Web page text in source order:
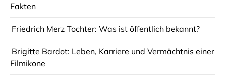
Fakten
Friedrich Merz Tochter: Was ist öffentlich bekannt?
Brigitte Bardot: Leben, Karriere und Vermächtnis einer
Filmikone